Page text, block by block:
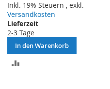
Inkl. 19% Steuern , exkl.
Versandkosten
Lieferzeit
2-3 Tage
In den Warenkorb